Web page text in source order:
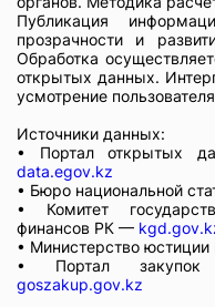
Публикация
прозрачности и
Обработка
открытых данных.
усмотрение
Источники данных:
• Портал открытых
data.egov.kz
• Бюро национальной
• Комитет
финансов РК —
• Министерство
• Портал
goszakup.gov.kz